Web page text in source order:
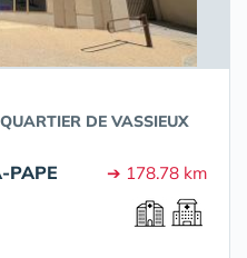
DE VASSIEUX
PAPE ➔ 178.78 km